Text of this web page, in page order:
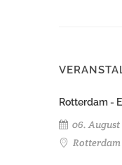
Rotterdam -
06. August
Rotterdam